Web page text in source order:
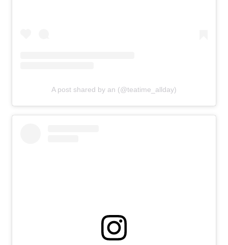
A post shared by an (@teatime_allday)